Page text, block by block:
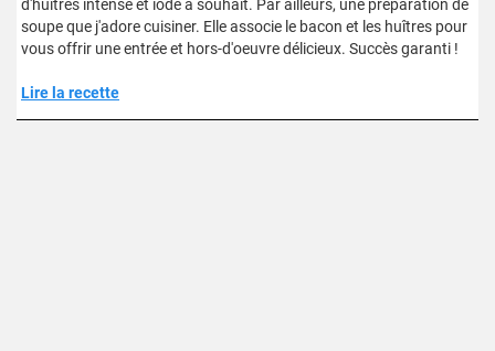
d'huîtres intense et iodé à souhait. Par ailleurs, une préparation de
soupe que j'adore cuisiner. Elle associe le bacon et les huîtres pour
vous offrir une entrée et hors-d'oeuvre délicieux. Succès garanti !
Lire la recette